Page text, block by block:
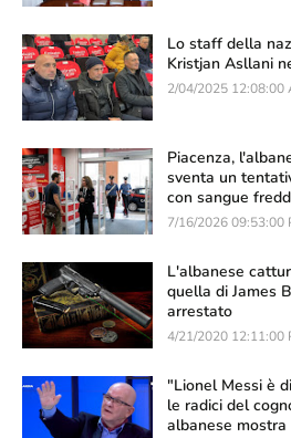
Lo staff della
Kristjan Asllani
2/04/2025 12:08:00
Piacenza,
sventa un
con sangue
7/16/2026 09:53:00
L'albanese
quella di James
arrestato
4/21/2020 12:11:00
"Lionel Messi è
le radici del
albanese